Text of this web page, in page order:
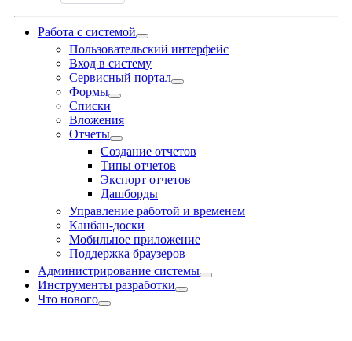
Работа с системой
Пользовательский интерфейс
Вход в систему
Сервисный портал
Формы
Списки
Вложения
Отчеты
Создание отчетов
Типы отчетов
Экспорт отчетов
Дашборды
Управление работой и временем
Канбан-доски
Мобильное приложение
Поддержка браузеров
Администрирование системы
Инструменты разработки
Что нового